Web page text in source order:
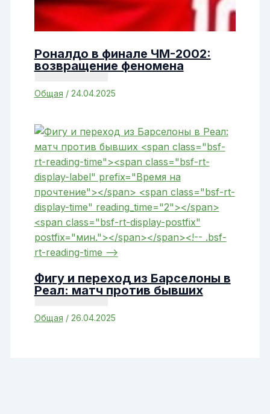
Роналдо в финале ЧМ-2002:
возвращение феномена
Общая / 24.04.2025
Фигу и переход из Барселоны в
Реал: матч против бывших
Общая / 26.04.2025